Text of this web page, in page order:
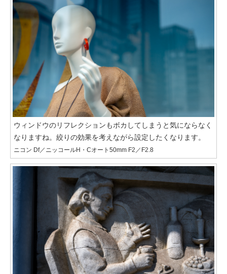
ウィンドウのリフレクションもボカしてしまうと気にならなく
なりますね。絞りの効果を考えながら設定したくなります。
ニコン Df／ニッコールH・Cオート50mm F2／F2.8